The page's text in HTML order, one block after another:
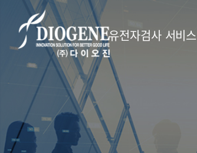
유전자검사 서비스